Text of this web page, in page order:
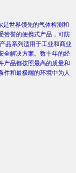
是世界领先的气体检测和
赞誉的便携式产品，可防
品系列适用于工业和商业
全解决方案。数十年的经
产品都按照最高的质量和
件和最极端的环境中为人